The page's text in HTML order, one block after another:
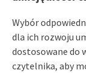
Wybór
dla ich rozwoju
dostosowane do
czytelnika, aby